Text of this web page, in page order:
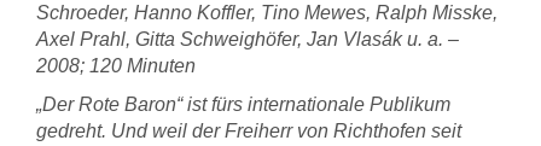
Schroeder, Hanno Koffler, Tino Mewes, Ralph Misske,
Axel Prahl, Gitta Schweighöfer, Jan Vlasák u. a. –
2008; 120 Minuten
„Der Rote Baron“ ist fürs internationale Publikum
gedreht. Und weil der Freiherr von Richthofen seit